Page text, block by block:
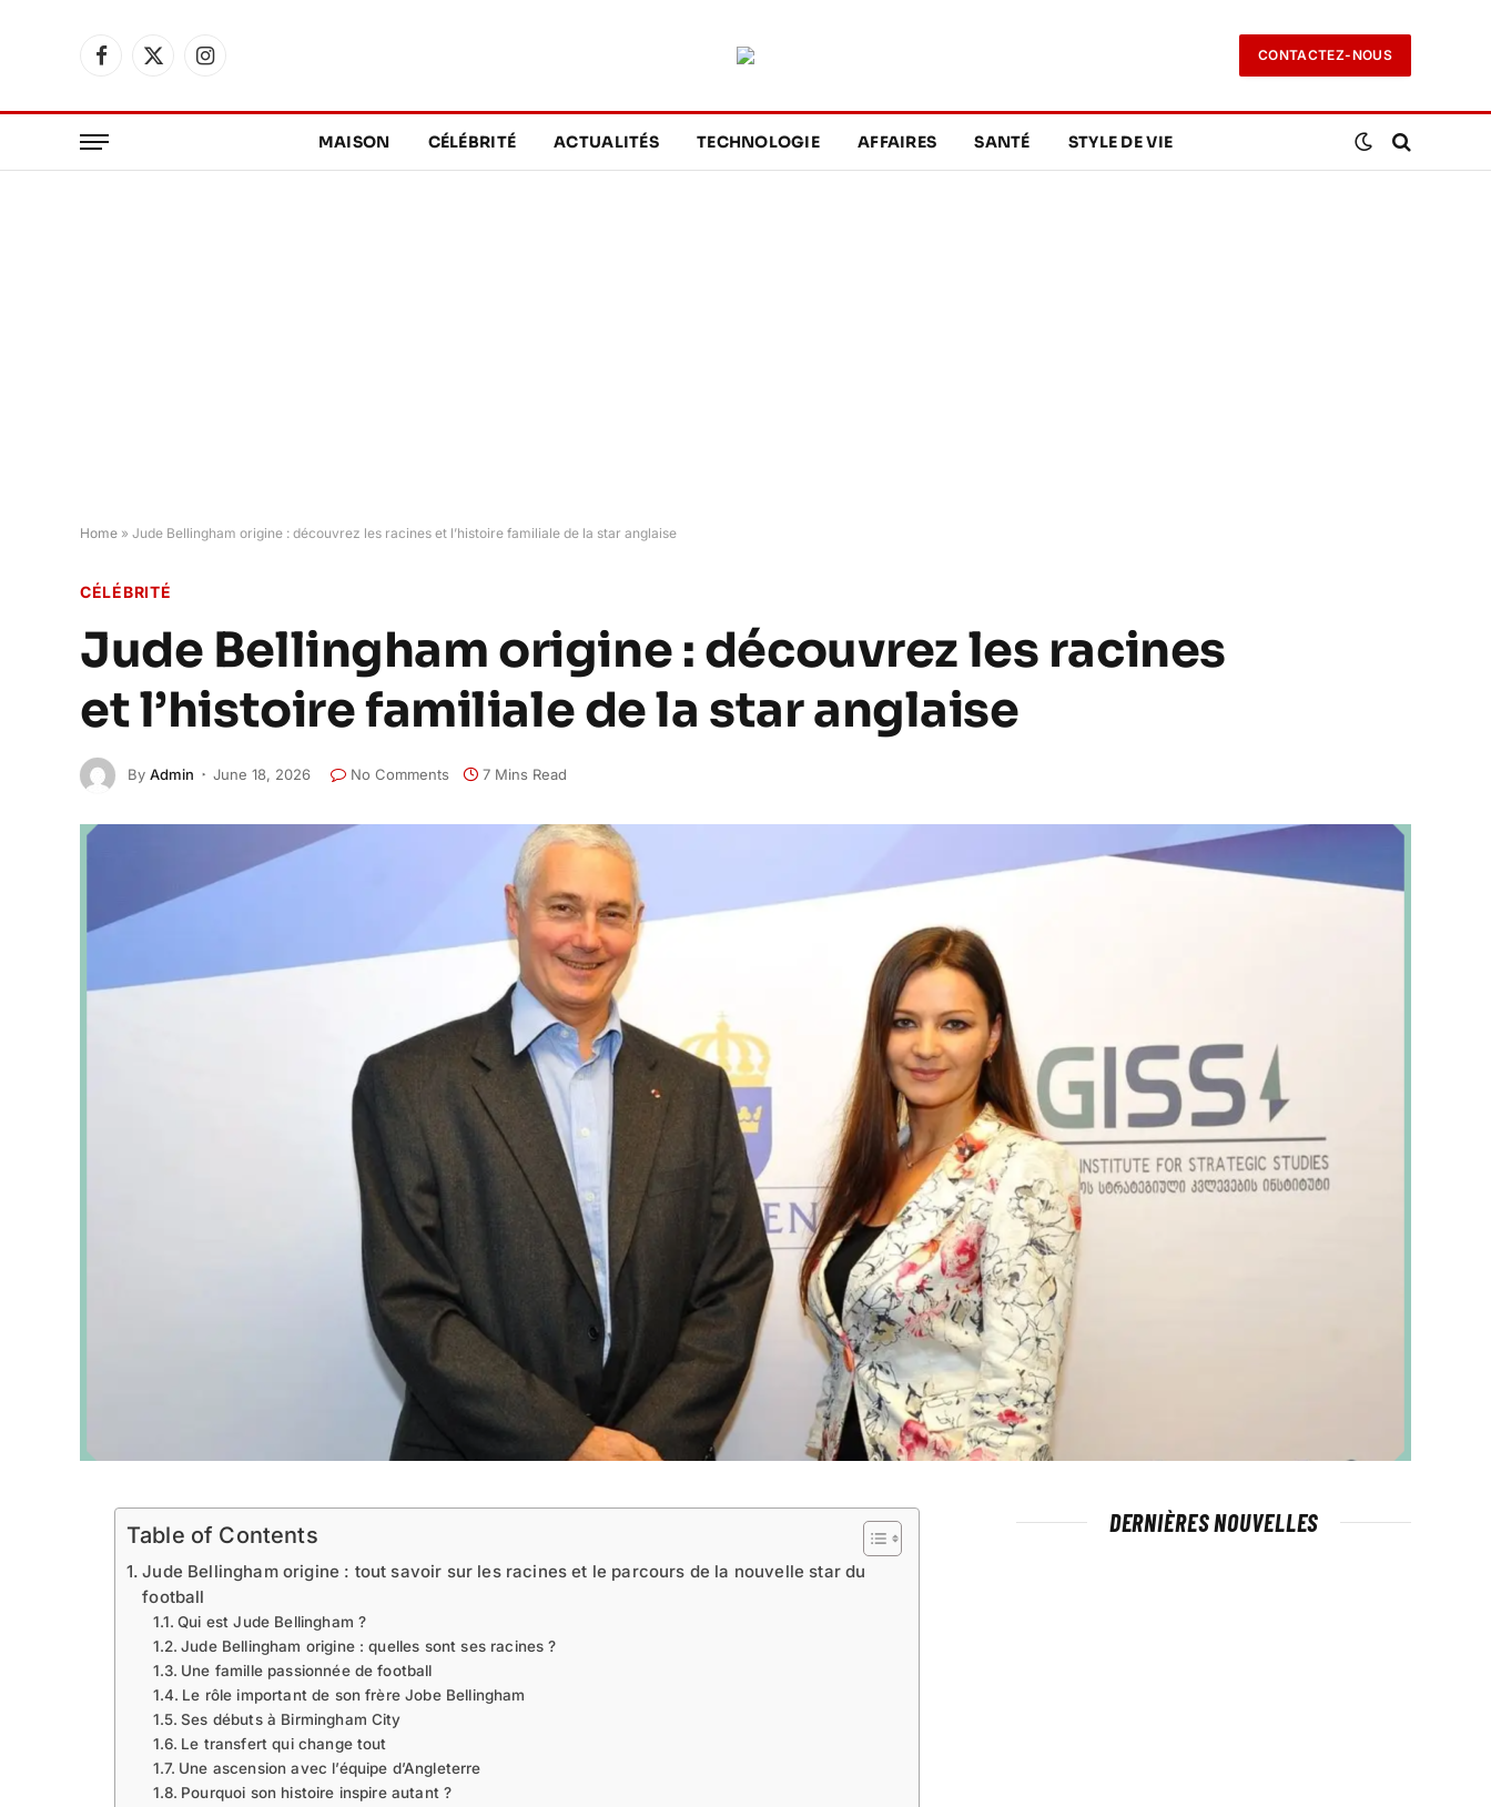
Facebook
X
Instagram
CONTACTEZ-NOUS
MAISON CÉLÉBRITÉ ACTUALITÉS TECHNOLOGIE AFFAIRES SANTÉ STYLE DE VIE
Home » Jude Bellingham origine : découvrez les racines et l’histoire familiale de la star anglaise
CÉLÉBRITÉ
Jude Bellingham origine : découvrez les racines
et l’histoire familiale de la star anglaise
By Admin June 18, 2026 No Comments 7 Mins Read
Table of Contents
Jude Bellingham origine : tout savoir sur les racines et le parcours de la nouvelle star du
football
Qui est Jude Bellingham ?
Jude Bellingham origine : quelles sont ses racines ?
Une famille passionnée de football
Le rôle important de son frère Jobe Bellingham
Ses débuts à Birmingham City
Le transfert qui change tout
Une ascension avec l’équipe d’Angleterre
Pourquoi son histoire inspire autant ?
DERNIÈRES NOUVELLES